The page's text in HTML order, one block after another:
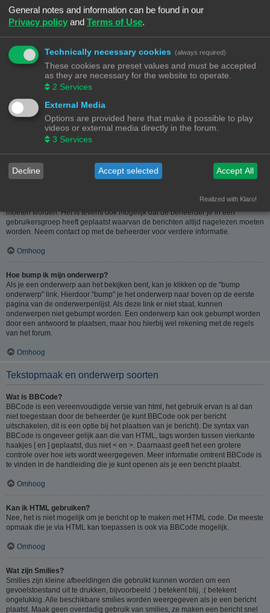
heeft hier dus in geen geval iets mee te maken.
Omhoog
Hoe kan ik berichten aan een moderator melden?
Als de beheerder het toelaat, kun je op de hiervoor dienende knop klikken bij
het bericht. Als je hierop geklikt hebt, moet je een paar verplichte stappen
volgen om de melding te versturen.
Waarvoor dient de "Opslaan"-knop bij het plaatsen van een bericht?
Hiermee kun je berichten opslaan om ze dan later af te werken en te plaatsen.
Een opgeslagen bericht kun je, via de bijhorende optie, in het
Omhoog
De beheerder kan beslist hebben dat geplaatste berichten eerst nagekeken
moeten worden. Het is tevens ook mogelijk dat de beheerder je in een
gebruikersgroep heeft geplaatst waarvan de berichten altijd nagelezen moeten
worden. Neem contact op met de beheerder voor verdere informatie.
Omhoog
Hoe bump ik mijn onderwerp?
Als je een onderwerp aan het bekijken bent, kan je klikken op de "bump
onderwerp" link. Hierdoor "bump" je het onderwerp naar boven op de eerste
pagina van de onderwerpenlijst. Als deze link er niet staat, kunnen
onderwerpen niet gebumpt worden. Een onderwerp kan ook gebumpt worden
door een antwoord te plaatsen, maar hou hierbij wel rekening met de regels
van het forum.
Omhoog
Tekstopmaak en onderwerp soorten
Wat is BBCode?
BBCode is een vereenvoudigde versie van html, het gebruik ervan is al dan
niet toegestaan door de beheerder (je kunt BBCode ook per bericht
uitschakelen, dit is een optie bij het plaatsen van je bericht). De syntax van
BBCode is ongeveer gelijk aan die van HTML, tags worden tussen vierkante
haakjes [ en ] geplaatst, dus niet < en >. Daarnaast geeft het een grotere
controle over hoe iets wordt weergegeven. Meer informatie omtrent BBCode is
te vinden in de handleiding die je kunt openen als je een bericht plaatst.
Omhoog
Kan ik HTML gebruiken?
Nee, het is niet mogelijk om je bericht op te maken met HTML code. De meeste
opmaak die je via HTML kan toepassen is ook via BBCode mogelijk.
Omhoog
Wat zijn Smilies?
Smilies zijn kleine afbeeldingen die gebruikt kunnen worden om een
gevoelstoestand uit te drukken, bijvoorbeeld :) betekent blij, :( betekent
ongelukkig. Alle beschikbare smilies worden weergegeven als je een bericht
plaatst. Maak geen overdadig gebruik van smilies, ze maken een bericht snel
General notes and information can be found in our
Privacy policy and Terms of Use.
Technically necessary cookies (always required)
These cookies are preset values and must be accepted
as they are necessary for the website to operate.
2 Services
External Media
Options are provided here that make it possible to play
videos or external media directly in the forum.
3 Services
Decline Accept selected Accept All
Realized with Klaro!